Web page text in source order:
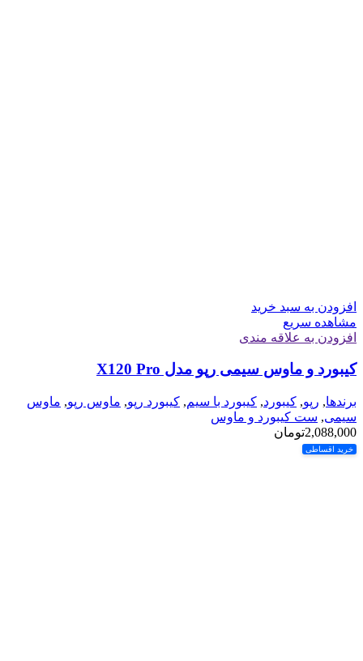
افزودن به سبد خرید
مشاهده سریع
افزودن به علاقه مندی
کیبورد و ماوس سیمی رپو مدل X120 Pro
برندها, رپو, کیبورد, کیبورد با سیم, کیبورد رپو, ماوس رپو, ماوس
سیمی, ست کیبورد و ماوس
2,088,000تومان
خرید اقساطی